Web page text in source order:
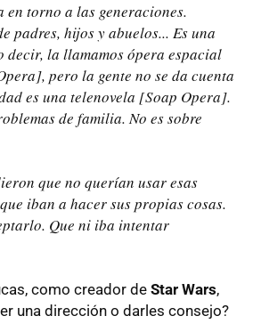
torno a las generaciones.
padres, hijos y abuelos... Es una
decir, la llamamos ópera espacial
pero la gente no se da cuenta
es una telenovela [Soap Opera].
de familia. No es sobre
que no querían usar esas
iban a hacer sus propias cosas.
Que ni iba intentar
como creador de Star Wars,
una dirección o darles consejo?